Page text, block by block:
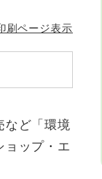
刷ページ表示
など「環境
ョップ・エ